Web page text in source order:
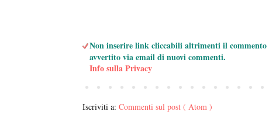
Non inserire link cliccabili altrimenti il
avvertito via email di nuovi commenti.
Info sulla Privacy
Iscriviti a: Commenti sul post ( Atom )